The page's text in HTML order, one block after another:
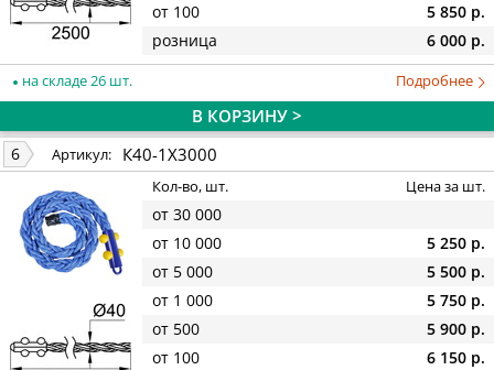
от 100
5 850 р.
розница
6 000 р.
на складе 26 шт. Подробнее
В КОРЗИНУ >
6 Артикул: К40-1Х3000
Кол-во, шт. Цена за шт.
от 30 000
от 10 000
5 250 р.
от 5 000
5 500 р.
от 1 000
5 750 р.
от 500
5 900 р.
от 100
6 150 р.